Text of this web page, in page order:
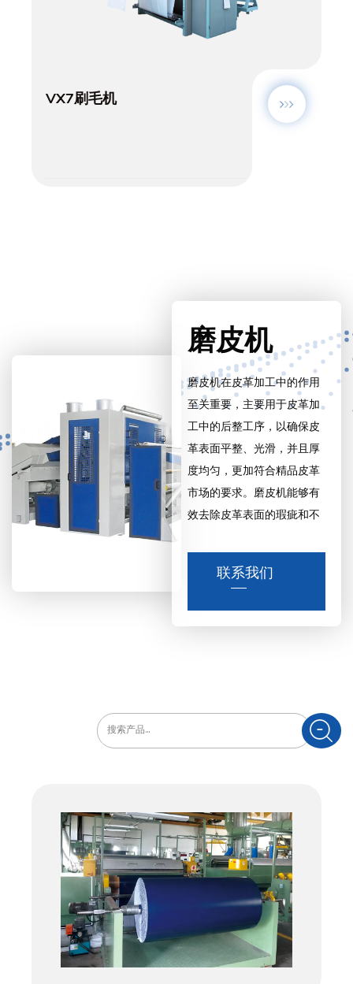
VX7刷毛机
磨皮机
磨皮机在皮革加工中的作用
至关重要，主要用于皮革加
工中的后整工序，以确保皮
革表面平整、光滑，并且厚
度均匀，更加符合精品皮革
市场的要求。磨皮机能够有
效去除皮革表面的瑕疵和不
不同的磨花辊赋予皮革各种
了皮革的外观。
联系我们